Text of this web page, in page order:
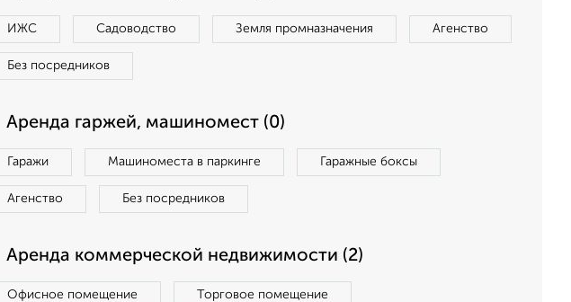
ИЖС Садоводство Земля промназначения Агенство
Без посредников
Аренда гаржей, машиномест (0)
Гаражи Машиноместа в паркинге Гаражные боксы
Агенство Без посредников
Аренда коммерческой недвижимости (2)
Офисное помещение Торговое помещение